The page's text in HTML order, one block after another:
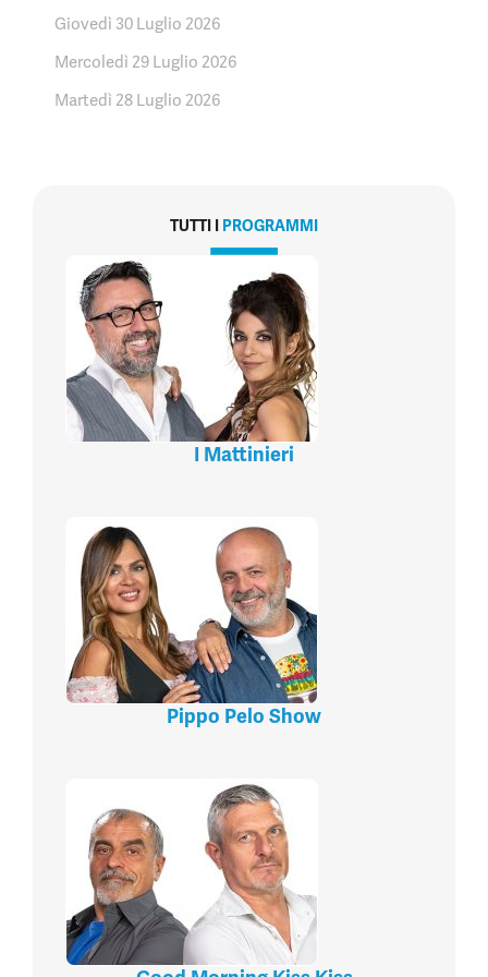
Giovedì 30 Luglio 2026
Mercoledì 29 Luglio 2026
Martedì 28 Luglio 2026
TUTTI I PROGRAMMI
I Mattinieri
Pippo Pelo Show